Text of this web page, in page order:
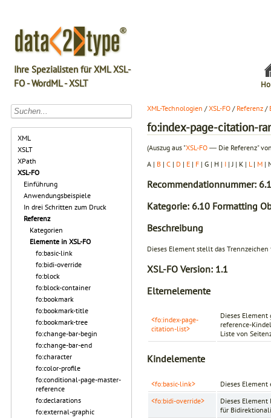
Ihre Spezialisten für XML XSL-
FO - WordML - XSLT
XML
XSLT
XPath
XSL-FO
Einführung
Anwendungsbeispiele
In drei Schritten zum Druck
Referenz
Kategorien
Elemente in XSL-FO
fo:basic-link
fo:bidi-override
fo:block
fo:block-container
fo:bookmark
fo:bookmark-title
fo:bookmark-tree
fo:change-bar-begin
fo:change-bar-end
fo:character
fo:color-profile
fo:conditional-page-master-
reference
fo:declarations
fo:external-graphic
XML-Technologien /XSL-FO / Referenz /
fo:index-page-citation-
(Auszug aus "XSL-FO ― Die Referenz"
A | B | C | D | E | F | G | H | I | J | K | L | M |
Recommendationnummer:
Kategorie: 6.10 Formatting
Beschreibung
Dieses Element stellt das
XSL-FO Version: 1.1
Elternelemente
<fo:index-page-
citation-list>
Dieses Element
reference-
Liste von
Kindelemente
<fo:basic-link>
Dieses
<fo:bidi-override>
Dieses
für